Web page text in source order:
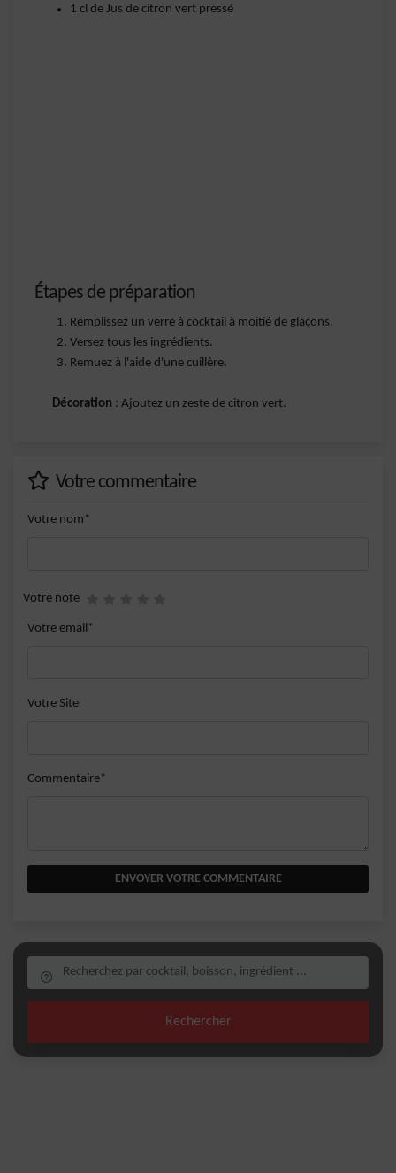
1 cl de Jus de citron vert pressé
Étapes de préparation
Remplissez un verre à cocktail à moitié de glaçons.
Versez tous les ingrédients.
Remuez à l'aide d'une cuillère.
Décoration : Ajoutez un zeste de citron vert.
Votre commentaire
Votre nom*
Votre note
Votre email*
Votre Site
Commentaire*
ENVOYER VOTRE COMMENTAIRE
Rechercher